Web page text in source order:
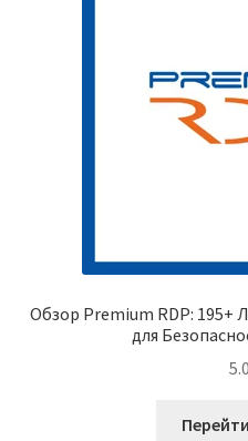
Обзор Premium RDP: 195+
для